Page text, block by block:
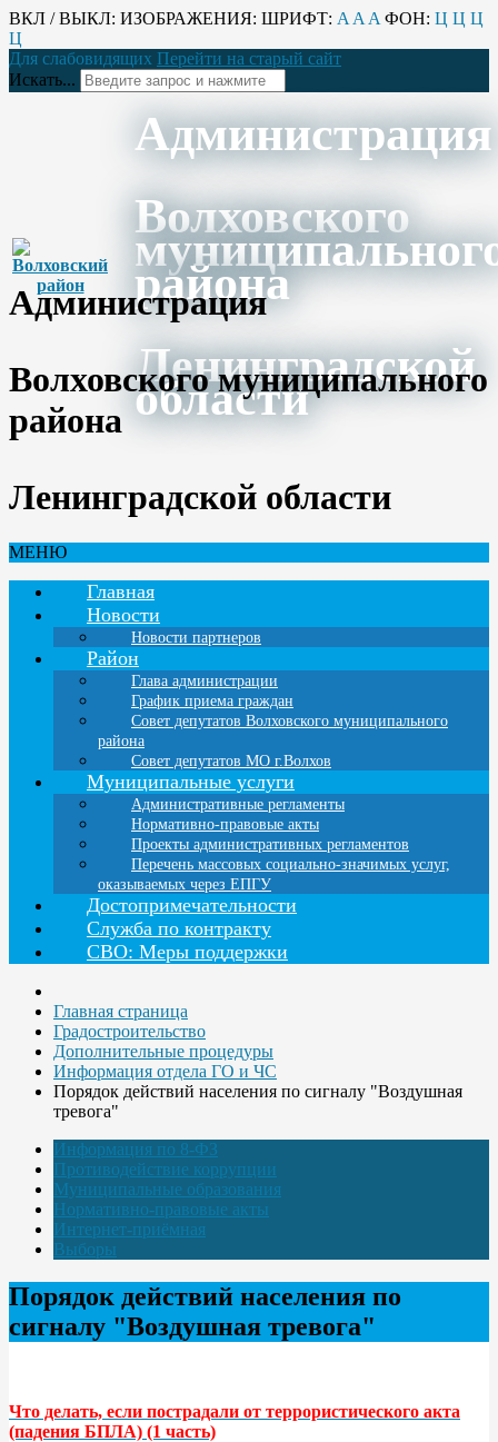
ВКЛ / ВЫКЛ: ИЗОБРАЖЕНИЯ: ШРИФТ: A A A ФОН: Ц Ц Ц
Ц
Для слабовидящих Перейти на старый сайт
Искать...
Администрация
Волховского
района
Ленинградской
области
Администрация
Волховского муниципального
района
Ленинградской области
МЕНЮ
Главная
Новости
Новости партнеров
Район
Глава администрации
График приема граждан
Совет депутатов Волховского муниципального
района
Совет депутатов МО г.Волхов
Муниципальные услуги
Административные регламенты
Нормативно-правовые акты
Проекты административных регламентов
Перечень массовых социально-значимых услуг,
оказываемых через ЕПГУ
Достопримечательности
Служба по контракту
СВО: Меры поддержки
Главная страница
Градостроительство
Дополнительные процедуры
Информация отдела ГО и ЧС
Порядок действий населения по сигналу "Воздушная
тревога"
Информация по 8-ФЗ
Противодействие коррупции
Муниципальные образования
Нормативно-правовые акты
Интернет-приёмная
Выборы
Порядок действий населения по
сигналу "Воздушная тревога"
Что делать, если пострадали от террористического акта
(падения БПЛА) (1 часть)